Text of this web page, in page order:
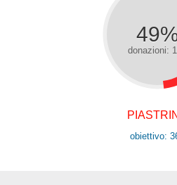
donazioni:
obiettivo: